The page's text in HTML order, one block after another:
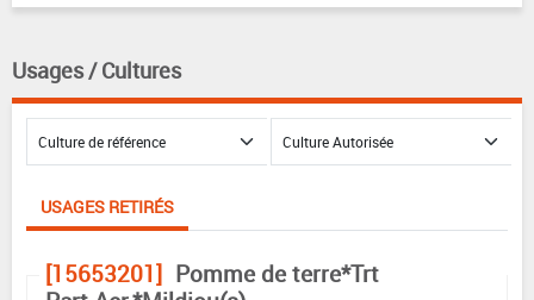
Usages / Cultures
USAGES RETIRÉS
[15653201] Pomme de terre*Trt